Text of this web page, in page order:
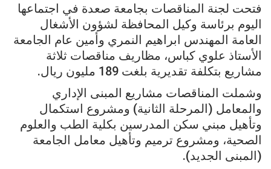
فتحت لجنة المناقصات بجامعة صعدة في اجتماعها
اليوم برئاسة وكيل المحافظة لشؤون الأشغال
العامة المهندس ابراهيم النمري وأمين عام الجامعة
الأستاذ علوي كباس، مظاريف مناقصات ثلاثة
مشاريع بتكلفة تقديرية بلغت 189 مليون ريال.
وشملت المناقصات مشاريع المبنى الإداري
والمعامل (المرحلة الثانية) ومشروع استكمال
وتأهيل مبني سكن المدرسين بكلية الطب والعلوم
الصحية، ومشروع ترميم وتأهيل معامل الجامعة
(المبنى الجديد).